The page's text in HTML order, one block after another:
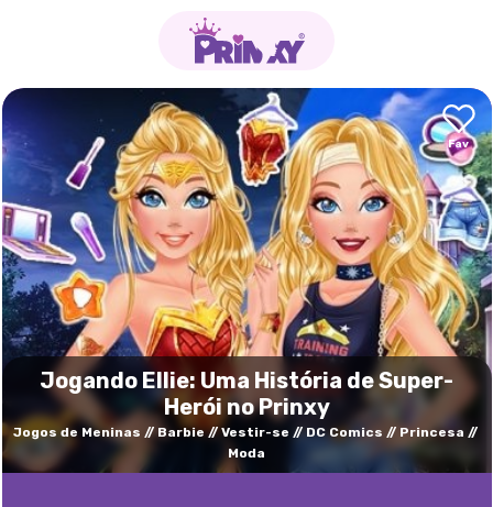
Jogando Ellie: Uma História de Super-
Herói no Prinxy
Jogos de Meninas Barbie Vestir-se DC Comics
Princesa
Moda